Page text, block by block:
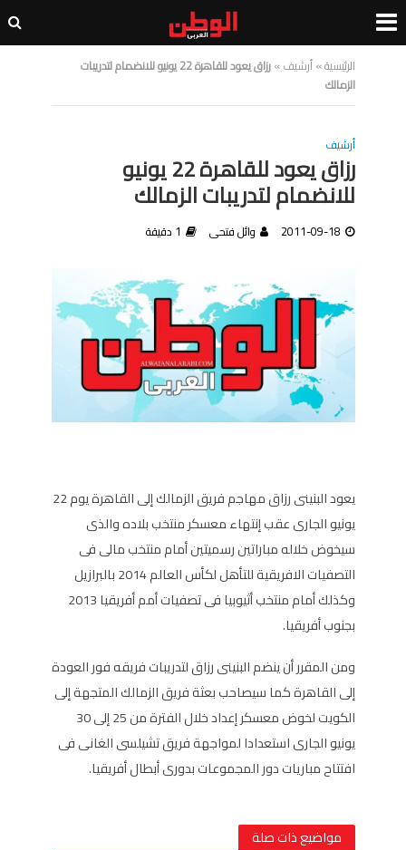
الرئيسية»أرشيف»
رزاق يعود للقاهرة 22 يونيو للانضمام لتدريبات
الزمالك
أرشيف
رزاق يعود للقاهرة 22 يونيو
للانضمام لتدريبات الزمالك
2011-09-18 وائل فتحى 1 دقيقة
يعود البنينى رزاق مهاجم فريق الزمالك إلى القاهرة يوم 22
يونيو الجارى عقب إنتهاء معسكر منتخب بلاده والذى
سيخوض خلاله مباراتين رسميتين أمام منتخب مالى فى
التصفيات الافريقية للتأهل لكأس العالم 2014 بالبرازيل
وكذلك أمام منتخب أثيوبيا فى تصفيات أمم أفريقيا 2013
بجنوب أفريقيا.
ومن المقرر أن ينضم البنينى رزاق لتدريبات فريقه فور العودة
إلى القاهرة كما سيصاحب بعثة فريق الزمالك المتجهة إلى
الكويت لخوض معسكر إعداد خلال الفترة من 25 إلى 30
يونيو الجارى استعدادا لمواجهة فريق تشيلسى الغانى فى
افتتاح مباريات دور المجموعات بدورى أبطال أفريقيا.
مواضيع ذات صلة